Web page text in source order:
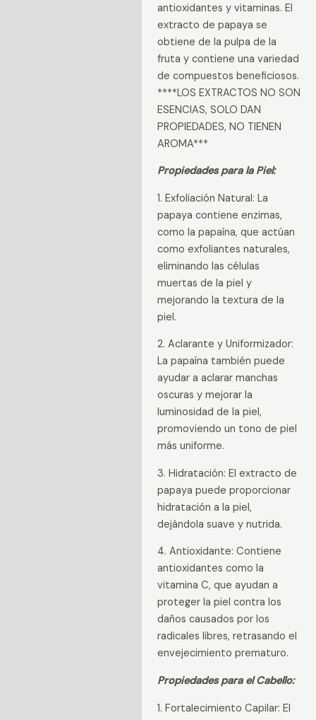
antioxidantes y vitaminas. El
extracto de papaya se
obtiene de la pulpa de la
fruta y contiene una variedad
de compuestos beneficiosos.
****LOS EXTRACTOS NO SON
ESENCIAS, SOLO DAN
PROPIEDADES, NO TIENEN
AROMA***
Propiedades para la Piel:
1. Exfoliación Natural: La
papaya contiene enzimas,
como la papaína, que actúan
como exfoliantes naturales,
eliminando las células
muertas de la piel y
mejorando la textura de la
piel.
2. Aclarante y Uniformizador:
La papaína también puede
ayudar a aclarar manchas
oscuras y mejorar la
luminosidad de la piel,
promoviendo un tono de piel
más uniforme.
3. Hidratación: El extracto de
papaya puede proporcionar
hidratación a la piel,
dejándola suave y nutrida.
4. Antioxidante: Contiene
antioxidantes como la
vitamina C, que ayudan a
proteger la piel contra los
daños causados por los
radicales libres, retrasando el
envejecimiento prematuro.
Propiedades para el Cabello:
1. Fortalecimiento Capilar: El